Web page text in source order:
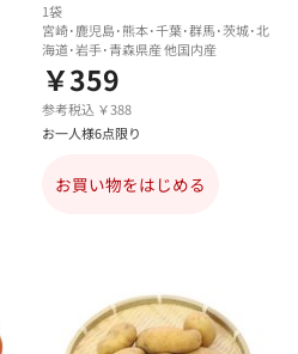
1袋
宮崎･鹿児島･熊本･千葉･群馬･茨城･北
海道･岩手･青森県産 他国内産
￥359
参考税込 ￥388
お一人様6点限り
お買い物をはじめる